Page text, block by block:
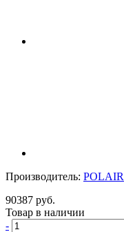
Производитель: POLAIR
90387 руб.
Товар в наличии
-